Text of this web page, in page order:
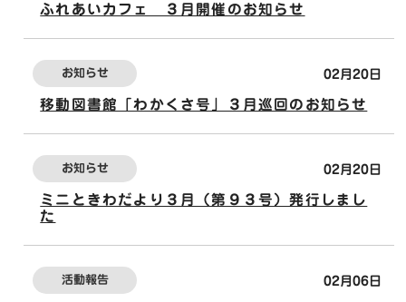
ふれあいカフェ ３月開催のお知らせ
02月20日
お知らせ
移動図書館「わかくさ号」３月巡回のお知らせ
02月20日
お知らせ
ミニときわだより３月（第９３号）発行しまし
た
02月06日
活動報告